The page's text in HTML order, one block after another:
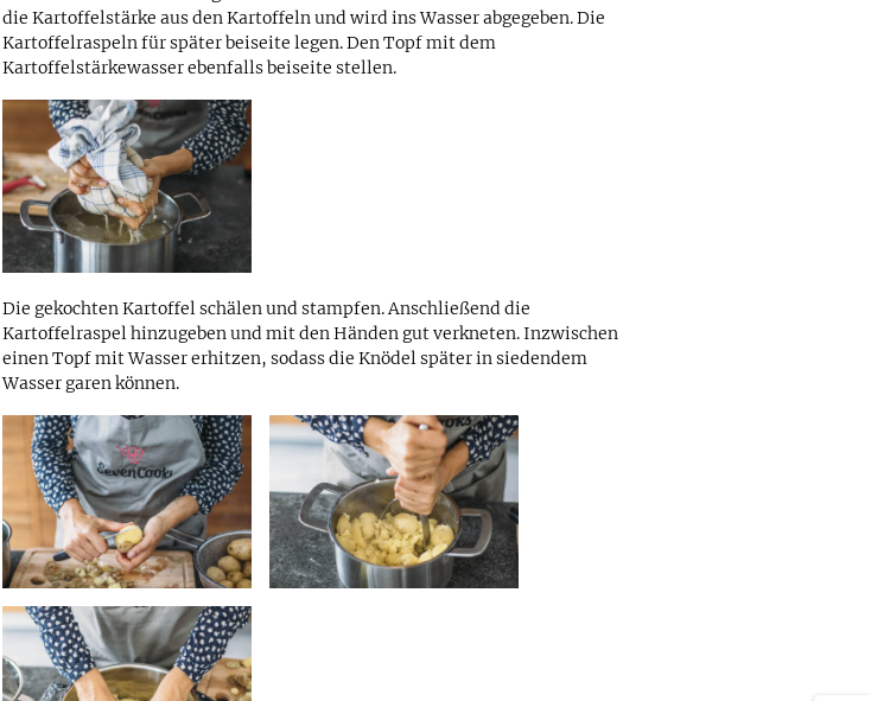
die Kartoffelstärke aus den Kartoffeln und wird ins Wasser abgegeben. Die
Kartoffelraspeln für später beiseite legen. Den Topf mit dem
Kartoffelstärkewasser ebenfalls beiseite stellen.
Die gekochten Kartoffel schälen und stampfen. Anschließend die
Kartoffelraspel hinzugeben und mit den Händen gut verkneten. Inzwischen
einen Topf mit Wasser erhitzen, sodass die Knödel später in siedendem
Wasser garen können.